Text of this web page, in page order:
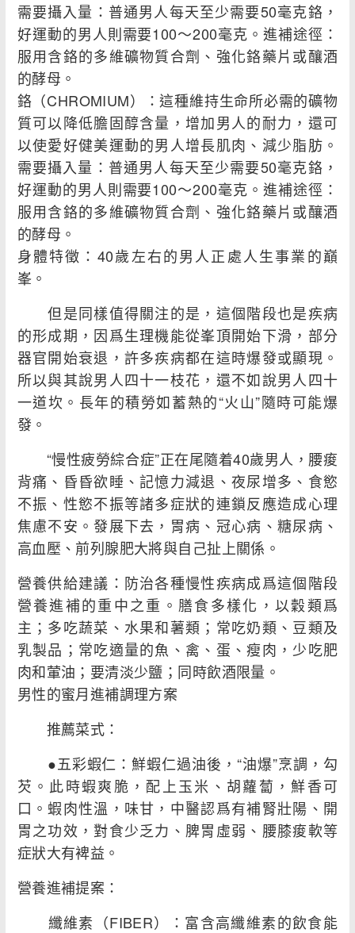
需要攝入量：普通男人每天至少需要50毫克鉻，
好運動的男人則需要100～200毫克。進補途徑：
服用含鉻的多維礦物質合劑、強化鉻藥片或釀酒
的酵母。
鉻（CHROMIUM）：這種維持生命所必需的礦物
質可以降低膽固醇含量，增加男人的耐力，還可
以使愛好健美運動的男人增長肌肉、減少脂肪。
需要攝入量：普通男人每天至少需要50毫克鉻，
好運動的男人則需要100～200毫克。進補途徑：
服用含鉻的多維礦物質合劑、強化鉻藥片或釀酒
的酵母。
身體特徵：40歲左右的男人正處人生事業的巔
峯。
但是同樣值得關注的是，這個階段也是疾病
的形成期，因爲生理機能從峯頂開始下滑，部分
器官開始衰退，許多疾病都在這時爆發或顯現。
所以與其說男人四十一枝花，還不如說男人四十
一道坎。長年的積勞如蓄熱的“火山”隨時可能爆
發。
“慢性疲勞綜合症”正在尾隨着40歲男人，腰痠
背痛、昏昏欲睡、記憶力減退、夜尿增多、食慾
不振、性慾不振等諸多症狀的連鎖反應造成心理
焦慮不安。發展下去，胃病、冠心病、糖尿病、
高血壓、前列腺肥大將與自己扯上關係。
營養供給建議：防治各種慢性疾病成爲這個階段
營養進補的重中之重。膳食多樣化，以穀類爲
主；多吃蔬菜、水果和薯類；常吃奶類、豆類及
乳製品；常吃適量的魚、禽、蛋、瘦肉，少吃肥
肉和葷油；要清淡少鹽；同時飲酒限量。
男性的蜜月進補調理方案
推薦菜式：
●五彩蝦仁：鮮蝦仁過油後，“油爆”烹調，勾
芡。此時蝦爽脆，配上玉米、胡蘿蔔，鮮香可
口。蝦肉性溫，味甘，中醫認爲有補腎壯陽、開
胃之功效，對食少乏力、脾胃虛弱、腰膝痠軟等
症狀大有裨益。
營養進補提案：
纖維素（FIBER）：富含高纖維素的飲食能